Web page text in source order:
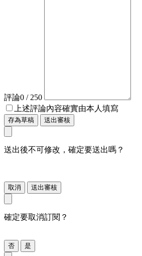
評論0 / 250
上述評論內容確實由本人填寫
存為草稿 送出審核
送出後不可修改，確定要送出嗎？
取消 送出審核
確定要取消訂閱？
否 是